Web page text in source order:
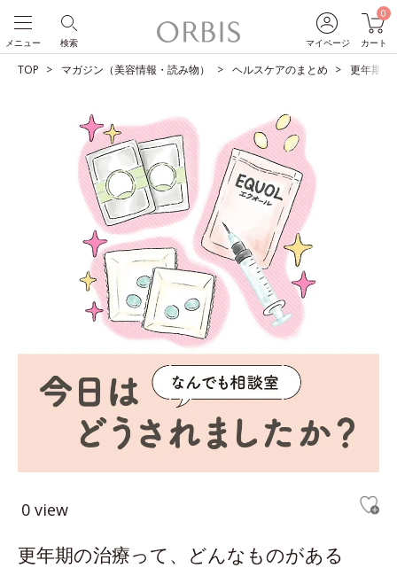
マイページ
0
カート
検索
メニュー
TOP マガジン（美容情報・読み物） ヘルスケアのまとめ 更年期の
0 view
更年期の治療って、どんなものがある